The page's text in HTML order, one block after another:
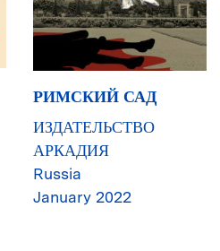
РИМСКИЙ САД
ИЗДАТЕЛЬСТВО
АРКАДИЯ
Russia
January 2022